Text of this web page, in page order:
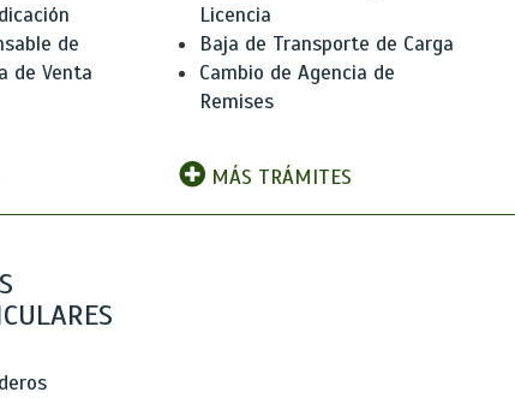
de
de Venta
Licencia
Baja de Transporte de Carga
Cambio de Agencia de
Remises
MÁS TRÁMITES